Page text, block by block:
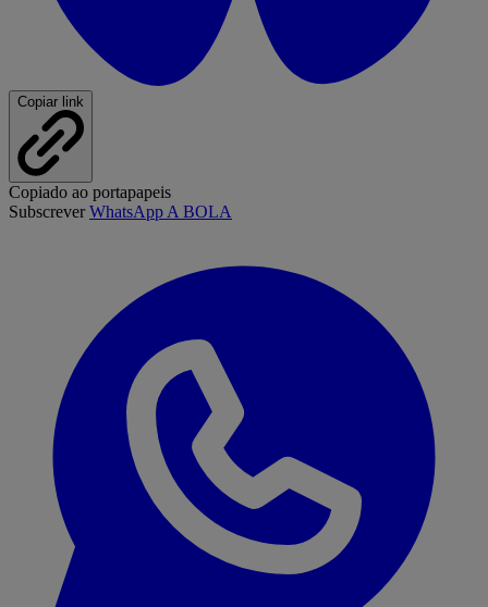
Copiar link
Copiado ao portapapeis
SubscreverWhatsApp A BOLA